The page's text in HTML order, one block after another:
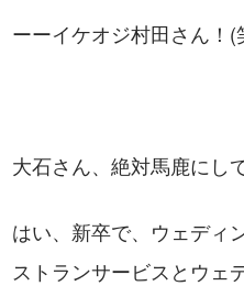
ーーイケオジ村田さん！
大石さん、絶対馬鹿にし
はい、新卒で、ウェディ
ストランサービスとウェ